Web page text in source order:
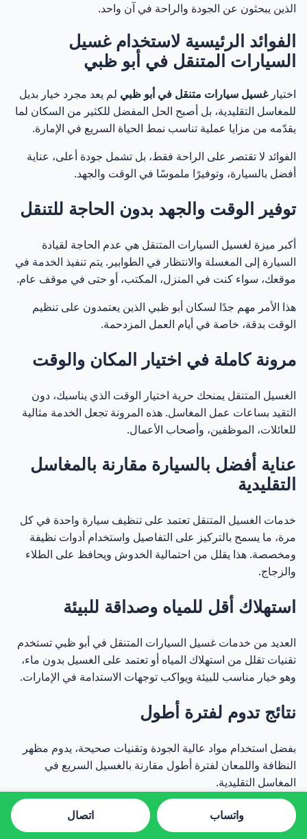
الذين يبحثون عن الجودة والراحة في آن واحد.
الفوائد الرئيسية لاستخدام غسيل
السيارات المتنقل في أبو ظبي
اختيارغسيل سيارات متنقل في أبو ظبي لم يعد مجرد خيار بديل
للمغاسل التقليدية، بل أصبح الحل المفضل للكثير من السكان لما
يقدّمه من مزايا عملية تناسب نمط الحياة السريع في الإمارة.
الفوائد لا تقتصر على الراحة فقط، بل تشمل جودة أعلى، عناية
أفضل بالسيارة، وتوفيرًا ملموسًا في الوقت والجهد.
توفير الوقت والجهد بدون الحاجة للتنقل
أكبر ميزة لغسيل السيارات المتنقل هي عدم الحاجة لقيادة
السيارة إلى المغسلة والانتظار في الطوابير. يتم تنفيذ الخدمة في
موقعك، سواء كنت في المنزل، المكتب، أو حتى في موقف عام.
هذا الأمر مهم جدًا لسكان أبو ظبي الذين يعتمدون على تنظيم
الوقت بدقة، خاصة في أيام العمل المزدحمة.
مرونة كاملة في اختيار المكان والوقت
الغسيل المتنقل يمنحك حرية اختيار الوقت الذي يناسبك، دون
التقيد بساعات عمل المغاسل. هذه المرونة تجعل الخدمة مثالية
للعائلات، الموظفين، وأصحاب الأعمال.
عناية أفضل بالسيارة مقارنة بالمغاسل
التقليدية
خدمات الغسيل المتنقل تعتمد على تنظيف سيارة واحدة في كل
مرة، ما يسمح بالتركيز على التفاصيل واستخدام أدوات نظيفة
ومخصصة. هذا يقلل من احتمالية الخدوش ويحافظ على الطلاء
والزجاج.
استهلاك أقل للمياه وصداقة للبيئة
العديد من خدمات غسيل السيارات المتنقل في أبو ظبي تستخدم
تقنيات تقلل من استهلاك المياه أو تعتمد على الغسيل بدون ماء،
وهو خيار مناسب للبيئة ويواكب توجهات الاستدامة في الإمارات.
نتائج تدوم لفترة أطول
بفضل استخدام مواد عالية الجودة وتقنيات صحيحة، يدوم مظهر
النظافة واللمعان لفترة أطول مقارنة بالغسيل السريع في
المغاسل التقليدية.
مقارنة بين الغسيل المتنقل والمغاسل
واتساب اتصال